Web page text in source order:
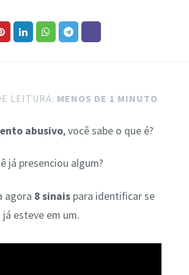
LEITURA: MENOS DE 1 MINUTO
abusivo, você sabe o que é?
já presenciou algum?
agora 8 sinaispara identificar se
esteve em um.